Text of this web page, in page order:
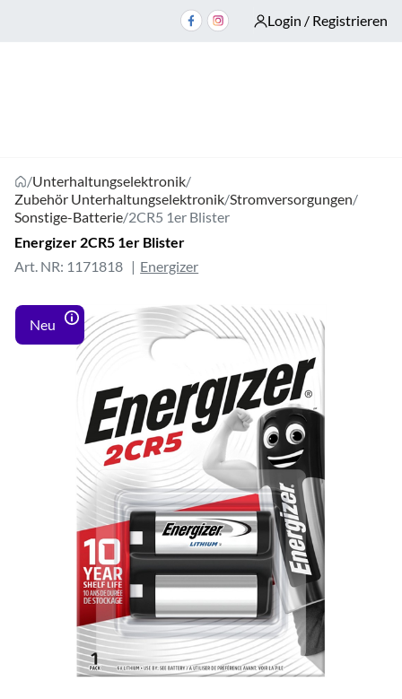
Login / Registrieren
/Unterhaltungselektronik/
Zubehör Unterhaltungselektronik/Stromversorgungen/
Sonstige-Batterie/2CR5 1er Blister
Energizer 2CR5 1er Blister
Art. NR: 1171818
Energizer
Neu